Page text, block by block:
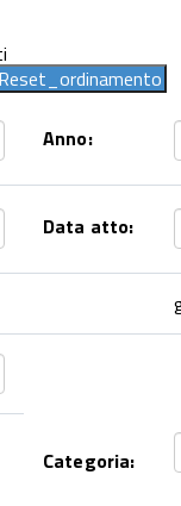
Anno:
Data atto:
Categoria: